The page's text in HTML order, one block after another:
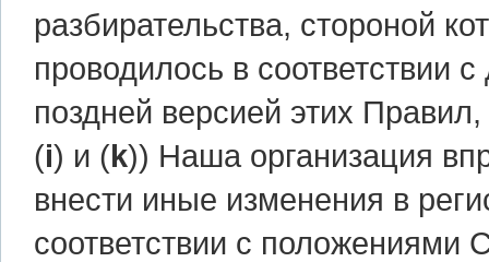
разбирательства, стороной
проводилось в
поздней версией этих
(i) и (k)) Наша организация
внести иные изменения в
соответствии с положениями